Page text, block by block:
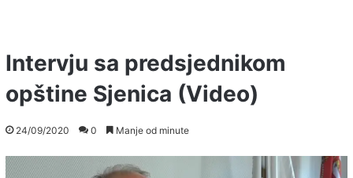
Intervju sa predsjednikom
opštine Sjenica (Video)
24/09/2020 0 Manje od minute